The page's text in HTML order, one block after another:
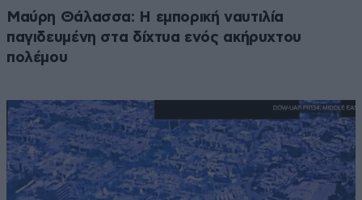
Μαύρη Θάλασσα: Η εμπορική ναυτιλία
παγιδευμένη στα δίχτυα ενός ακήρυχτου
πολέμου